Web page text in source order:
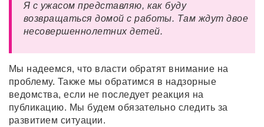
Я с ужасом представляю, как буду
возвращаться домой с работы. Там ждут двое
несовершеннолетних детей.
Мы надеемся, что власти обратят внимание на
проблему. Также мы обратимся в надзорные
ведомства, если не последует реакция на
публикацию. Мы будем обязательно следить за
развитием ситуации.